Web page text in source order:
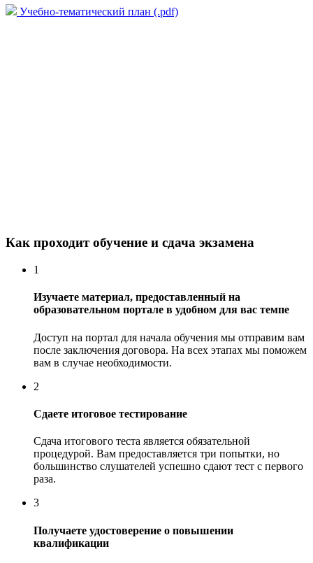
Учебно-тематический план (.pdf)
Как проходит обучение и сдача экзамена
1
Изучаете материал, предоставленный на
образовательном портале в удобном для вас темпе
Доступ на портал для начала обучения мы отправим вам
после заключения договора. На всех этапах мы поможем
вам в случае необходимости.
2
Сдаете итоговое тестирование
Сдача итогового теста является обязательной
процедурой. Вам предоставляется три попытки, но
большинство слушателей успешно сдают тест с первого
раза.
3
Получаете удостоверение о повышении
квалификации